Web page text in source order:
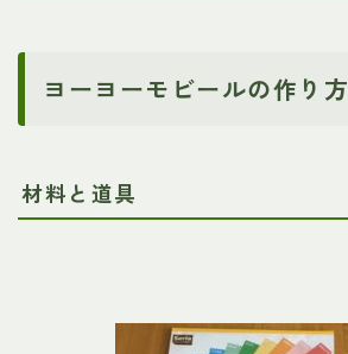
ヨーヨーモビールの作り方
材料と道具